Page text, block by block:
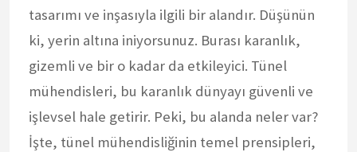
tasarımı ve inşasıyla ilgili bir alandır. Düşünün
ki, yerin altına iniyorsunuz. Burası karanlık,
gizemli ve bir o kadar da etkileyici. Tünel
mühendisleri, bu karanlık dünyayı güvenli ve
işlevsel hale getirir. Peki, bu alanda neler var?
İşte, tünel mühendisliğinin temel prensipleri,